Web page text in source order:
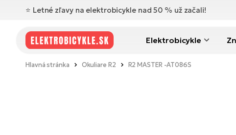
⭐️ Letné zľavy na elektrobicykle nad 50 % už začali!
Elektrobicykle
Hlavná stránka Okuliare R2 R2 MASTER -AT086S